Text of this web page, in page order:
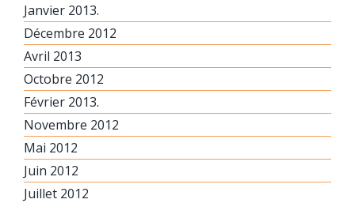
Janvier 2013.
Décembre 2012
Avril 2013
Octobre 2012
Février 2013.
Novembre 2012
Mai 2012
Juin 2012
Juillet 2012